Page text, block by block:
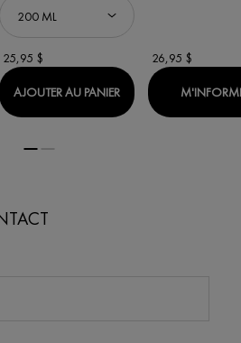
SHAMPOOING ANTIPELLICULAIRE
25,95 $
AJOUTER AU PANIER DERCOS
26,95 $